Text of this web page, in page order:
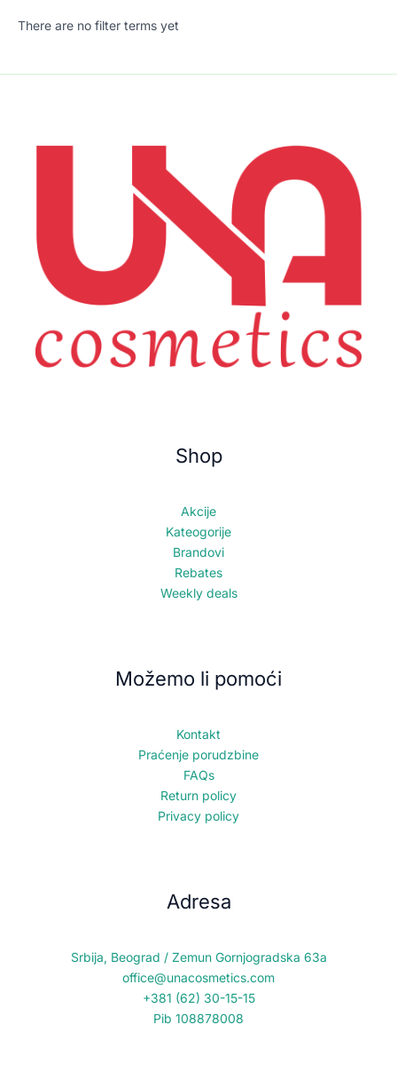
There are no filter terms yet
Shop
Akcije
Kateogorije
Brandovi
Rebates
Weekly deals
Možemo li pomoći
Kontakt
Praćenje porudzbine
FAQs
Return policy
Privacy policy
Adresa
Srbija, Beograd / Zemun Gornjogradska 63a
office@unacosmetics.com
+381 (62) 30-15-15
Pib 108878008